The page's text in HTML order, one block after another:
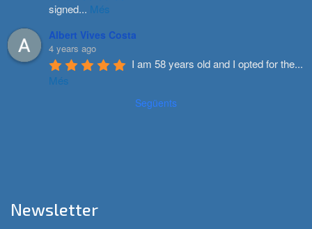
signed... Més
Albert Vives Costa
4 years ago
I am 58 years old and I opted for the...
Més
Següents
Newsletter